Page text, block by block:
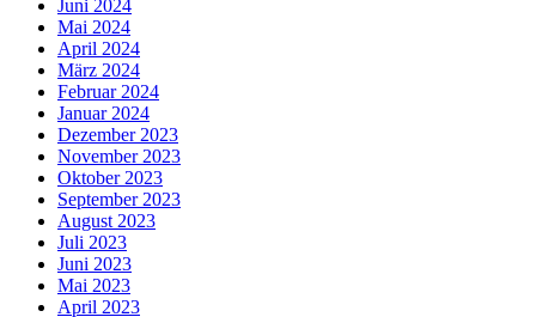
Juni 2024
Mai 2024
April 2024
März 2024
Februar 2024
Januar 2024
Dezember 2023
November 2023
Oktober 2023
September 2023
August 2023
Juli 2023
Juni 2023
Mai 2023
April 2023